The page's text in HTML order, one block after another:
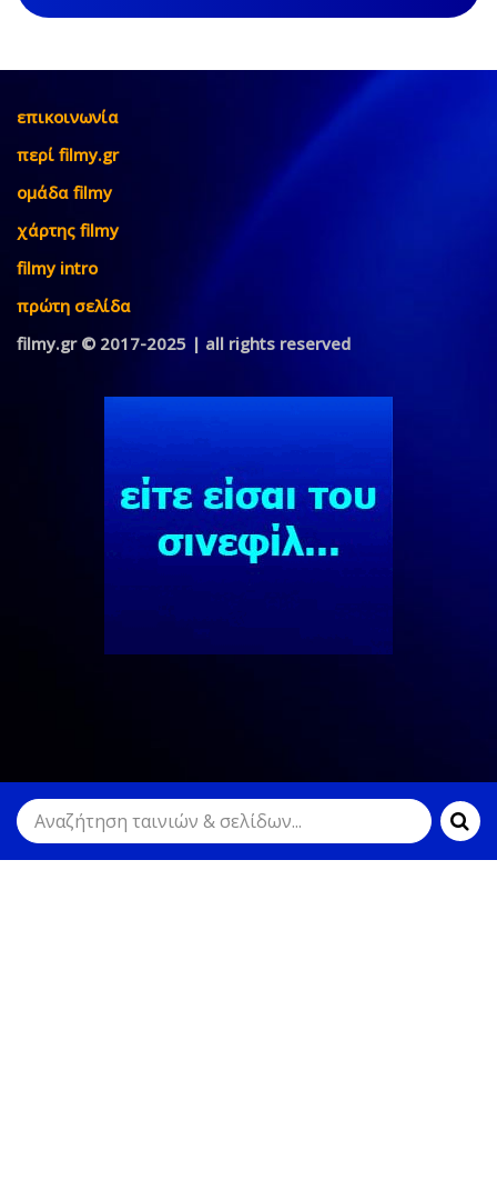
επικοινωνία
περί filmy.gr
ομάδα filmy
χάρτης filmy
filmy intro
πρώτη σελίδα
filmy.gr © 2017-2025 | all rights reserved